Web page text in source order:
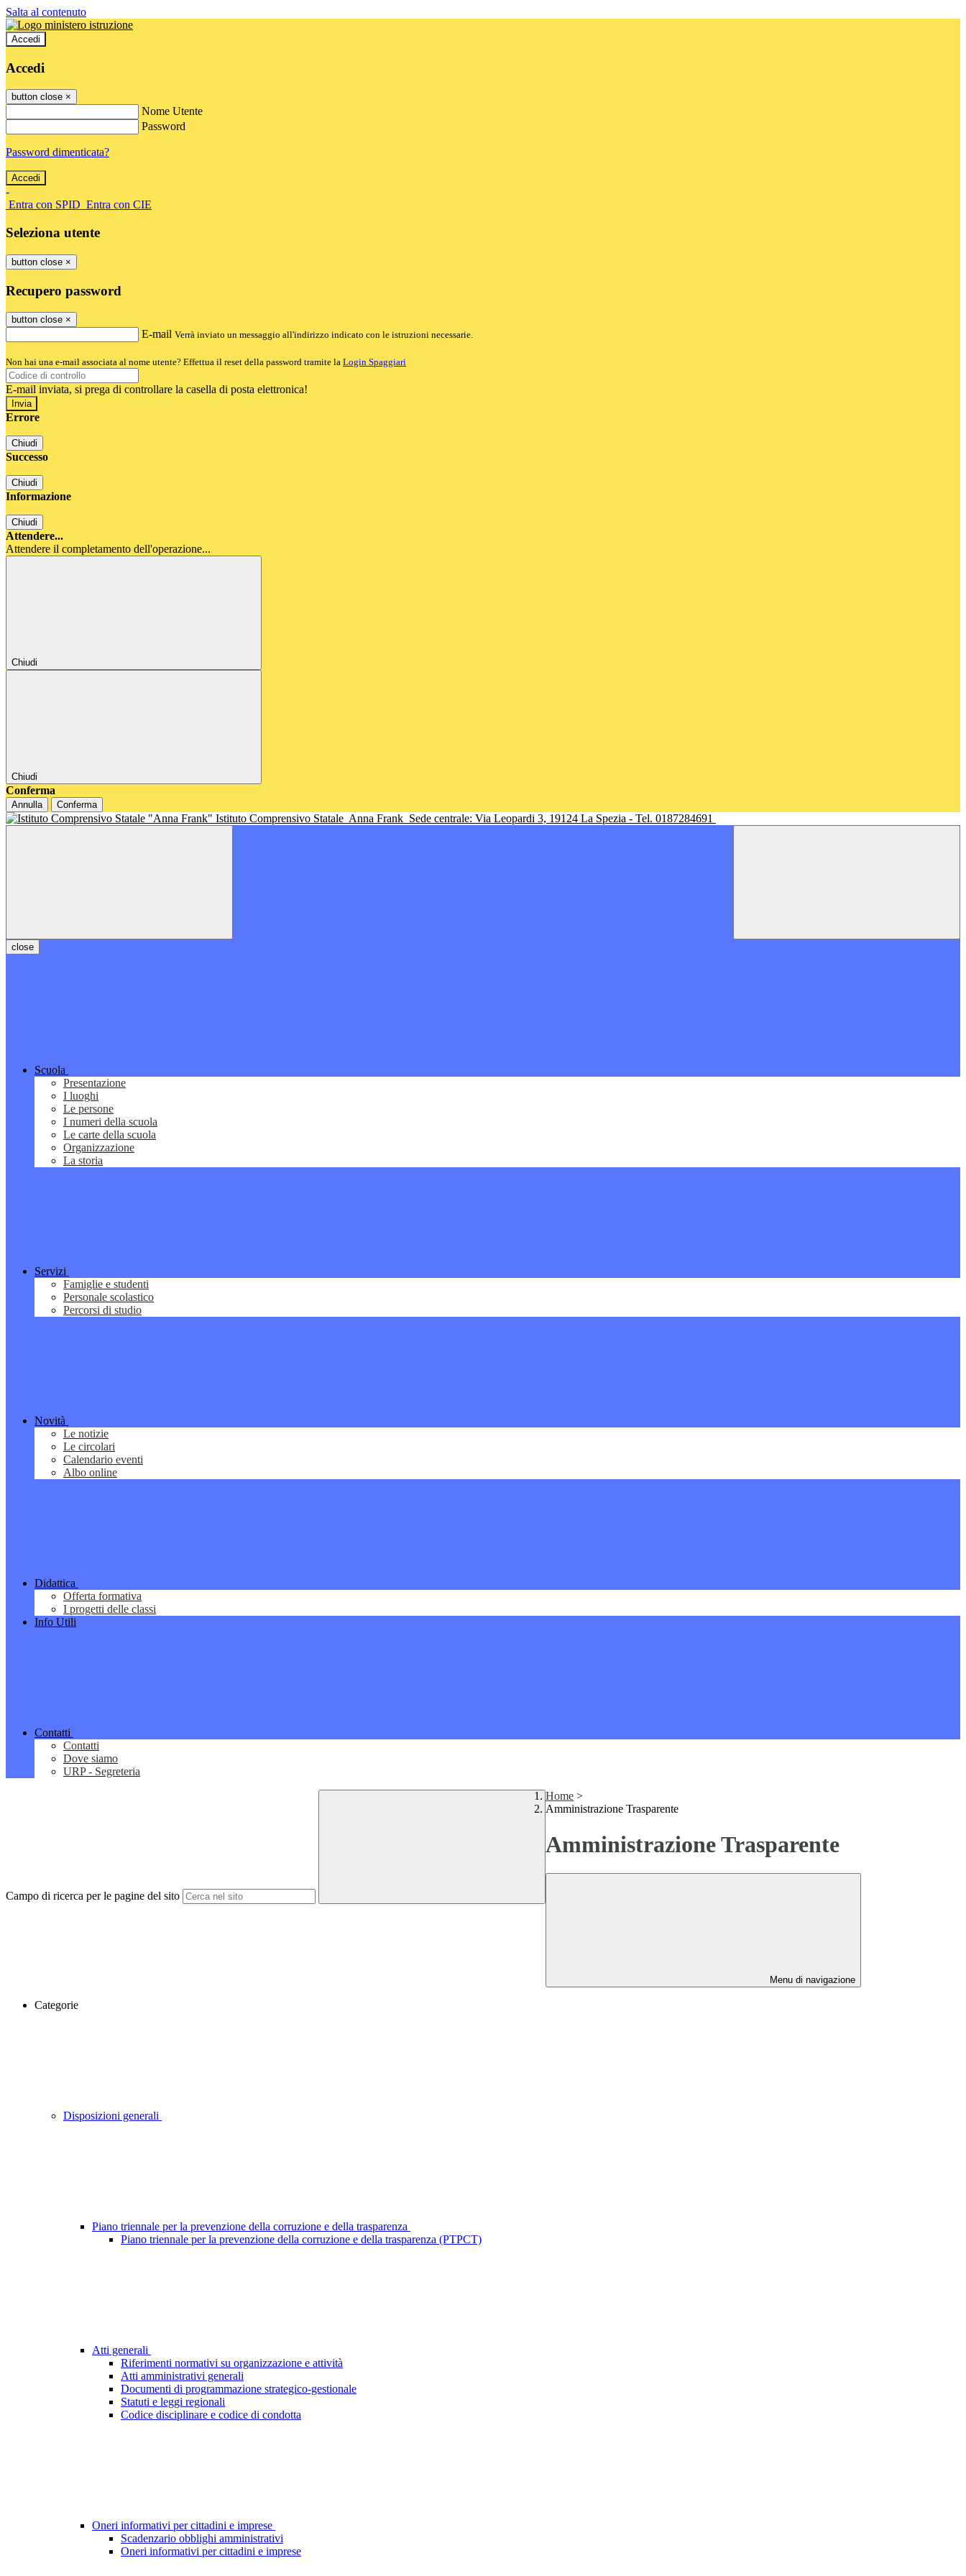
Salta al contenuto
Accedi
Accedi
button close ×
Nome Utente
Password
Password dimenticata?
-
Entra con SPID Entra con CIE
Seleziona utente
button close ×
Recupero password
button close ×
E-mail Verrà inviato un messaggio all'indirizzo indicato con le istruzioni necessarie.
Non hai una e-mail associata al nome utente? Effettua il reset della password tramite la Login Spaggiari
E-mail inviata, si prega di controllare la casella di posta elettronica!
Errore
Chiudi
Successo
Chiudi
Informazione
Chiudi
Attendere...
Attendere il completamento dell'operazione...
Chiudi
Chiudi
Conferma
Annulla Conferma
Istituto Comprensivo Statale Anna Frank Sede centrale: Via Leopardi 3, 19124 La Spezia - Tel. 0187284691
close
Scuola
Presentazione
I luoghi
Le persone
I numeri della scuola
Le carte della scuola
Organizzazione
La storia
Servizi
Famiglie e studenti
Personale scolastico
Percorsi di studio
Novità
Le notizie
Le circolari
Calendario eventi
Albo online
Didattica
Offerta formativa
I progetti delle classi
Info Utili
Contatti
Contatti
Dove siamo
URP - Segreteria
Campo di ricerca per le pagine del sito
Home >
Amministrazione Trasparente
Amministrazione Trasparente
Menu di navigazione
Categorie
Disposizioni generali
Piano triennale per la prevenzione della corruzione e della trasparenza
Piano triennale per la prevenzione della corruzione e della trasparenza (PTPCT)
Atti generali
Riferimenti normativi su organizzazione e attività
Atti amministrativi generali
Documenti di programmazione strategico-gestionale
Statuti e leggi regionali
Codice disciplinare e codice di condotta
Oneri informativi per cittadini e imprese
Scadenzario obblighi amministrativi
Oneri informativi per cittadini e imprese